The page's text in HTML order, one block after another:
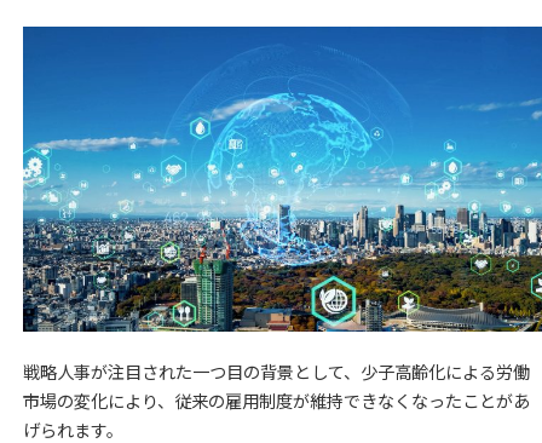
戦略人事が注目された一つ目の背景として、少子高齢化による労働
市場の変化により、従来の雇用制度が維持できなくなったことがあ
げられます。